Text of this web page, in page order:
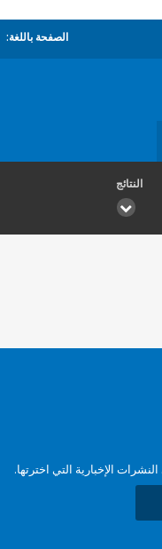
الصفحة باللغة:
النتائج
الإخبارية التي اخترتها.